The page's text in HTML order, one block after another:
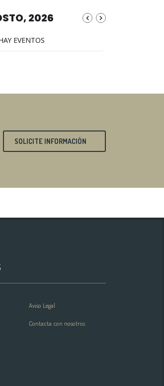
2026
EVENTOS
SOLICITE INFORMACIÓN
Aviso Legal
Contacta con nosotros